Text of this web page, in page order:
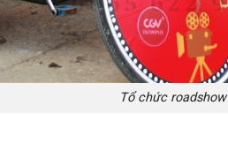
Tổ chức roadshow